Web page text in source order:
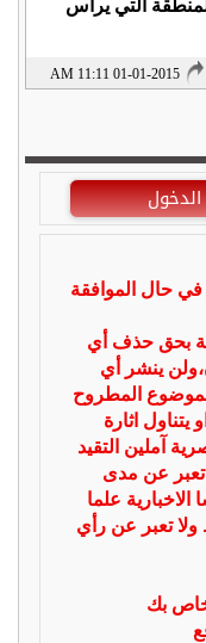
التي يرأس
01-01-2015 11:11 AM
الدخول
في حال الموافقة
بحق حذف أي
ينشر أي
المطروح
اثارة
آملين التقيد
تعبر عن مدى
علما
ولا تعبر عن رأي
بك